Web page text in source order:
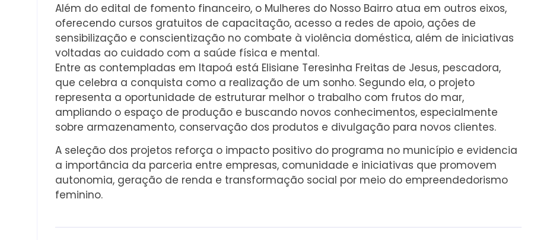
Além do edital de fomento financeiro, o Mulheres do Nosso Bairro atua em outros eixos,
oferecendo cursos gratuitos de capacitação, acesso a redes de apoio, ações de
sensibilização e conscientização no combate à violência doméstica, além de iniciativas
voltadas ao cuidado com a saúde física e mental.
Entre as contempladas em Itapoá está Elisiane Teresinha Freitas de Jesus, pescadora,
que celebra a conquista como a realização de um sonho. Segundo ela, o projeto
representa a oportunidade de estruturar melhor o trabalho com frutos do mar,
ampliando o espaço de produção e buscando novos conhecimentos, especialmente
sobre armazenamento, conservação dos produtos e divulgação para novos clientes.
A seleção dos projetos reforça o impacto positivo do programa no município e evidencia
a importância da parceria entre empresas, comunidade e iniciativas que promovem
autonomia, geração de renda e transformação social por meio do empreendedorismo
feminino.